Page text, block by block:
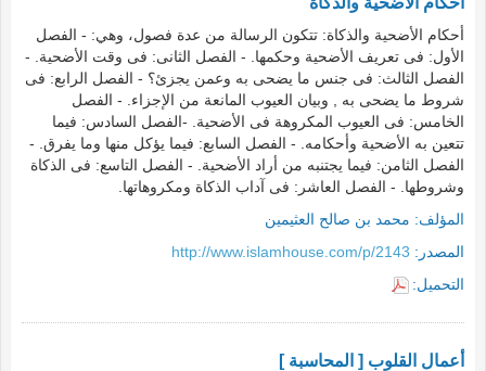
أحكام الأضحية والذكاة: تتكون الرسالة من عدة فصول، وهي: - الفصل
الأول: فى تعريف الأضحية وحكمها. - الفصل الثانى: فى وقت الأضحية. -
الفصل الثالث: فى جنس ما يضحى به وعمن يجزئ؟ - الفصل الرابع: فى
شروط ما يضحى به , وبيان العيوب المانعة من الإجزاء. - الفصل
الخامس: فى العيوب المكروهة فى الأضحية. -الفصل السادس: فيما
تتعين به الأضحية وأحكامه. - الفصل السابع: فيما يؤكل منها وما يفرق. -
الفصل الثامن: فيما يجتنبه من أراد الأضحية. - الفصل التاسع: فى الذكاة
وشروطها. - الفصل العاشر: فى آداب الذكاة ومكروهاتها.
المؤلف: محمد بن صالح العثيمين
المصدر: http://www.islamhouse.com/p/2143
التحميل:
أعمال القلوب [ المحاسبة ]